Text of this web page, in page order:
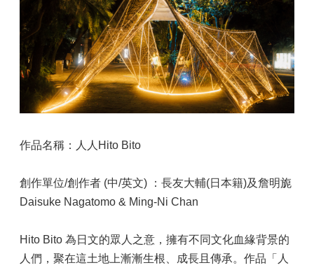
作品名稱：人人Hito Bito
創作單位/創作者 (中/英文) ：長友大輔(日本籍)及詹明旎
Daisuke Nagatomo & Ming-Ni Chan
Hito Bito 為日文的眾人之意，擁有不同文化血緣背景的
人們，聚在這土地上漸漸生根、成長且傳承。作品「人